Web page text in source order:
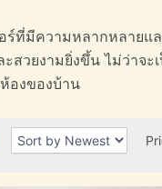
ร์ที่มีความหลากหลาย
สวยงามยิ่งขึ้น ไม่ว่าจ
องของบ้าน